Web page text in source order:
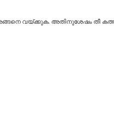
അങ്ങനെ വയ്ക്കുക. അതിനുശേഷം തീ